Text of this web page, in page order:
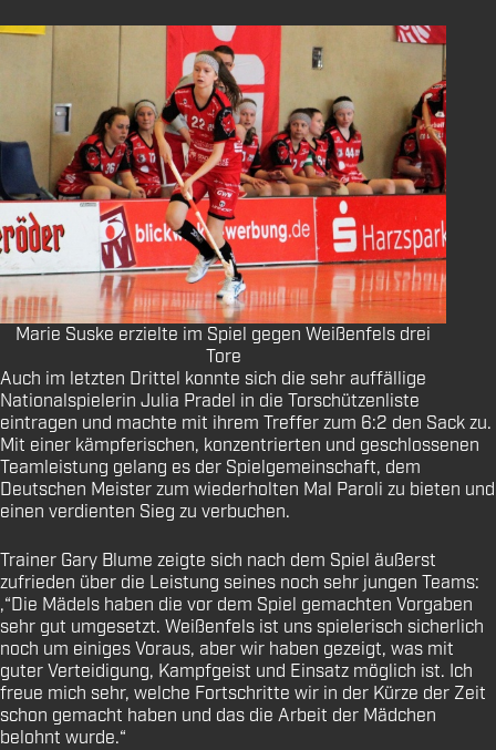
Marie Suske erzielte im Spiel gegen Weißenfels drei
Tore
Auch im letzten Drittel konnte sich die sehr auffällige
Nationalspielerin Julia Pradel in die Torschützenliste
eintragen und machte mit ihrem Treffer zum 6:2 den Sack zu.
Mit einer kämpferischen, konzentrierten und geschlossenen
Teamleistung gelang es der Spielgemeinschaft, dem
Deutschen Meister zum wiederholten Mal Paroli zu bieten und
einen verdienten Sieg zu verbuchen.
Trainer Gary Blume zeigte sich nach dem Spiel äußerst
zufrieden über die Leistung seines noch sehr jungen Teams:
,“Die Mädels haben die vor dem Spiel gemachten Vorgaben
sehr gut umgesetzt. Weißenfels ist uns spielerisch sicherlich
noch um einiges Voraus, aber wir haben gezeigt, was mit
guter Verteidigung, Kampfgeist und Einsatz möglich ist. Ich
freue mich sehr, welche Fortschritte wir in der Kürze der Zeit
schon gemacht haben und das die Arbeit der Mädchen
belohnt wurde.“